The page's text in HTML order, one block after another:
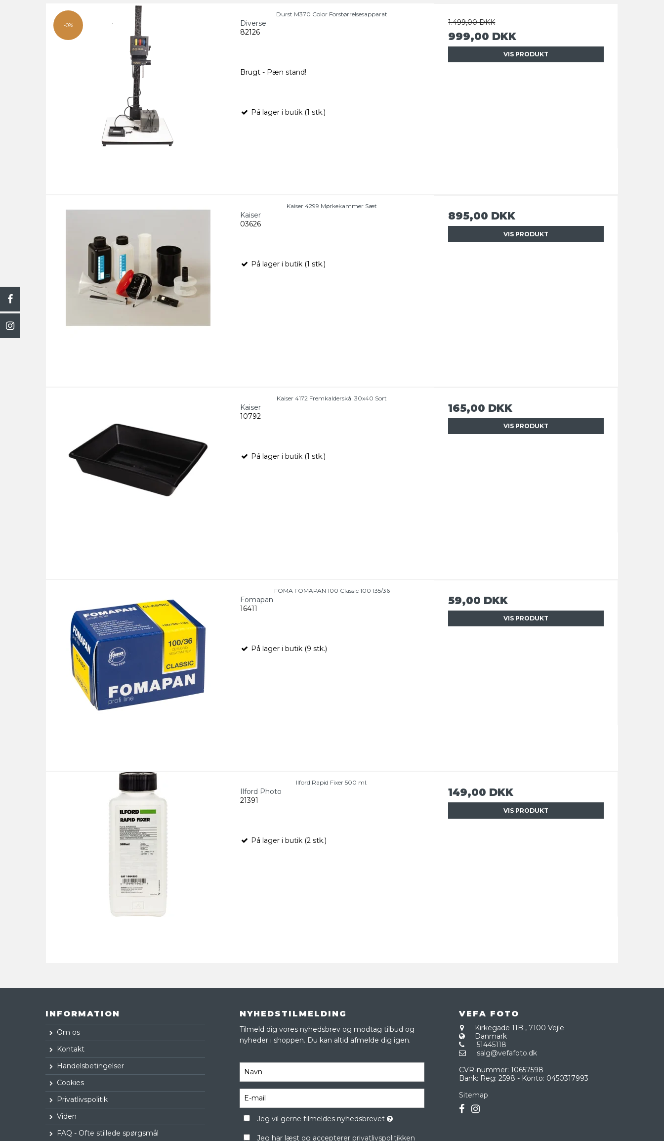
-0%
Durst M370 Color Forstørrelsesapparat
Diverse
82126
Brugt - Pæn stand!
På lager i butik (1 stk.)
1.499,00 DKK
999,00 DKK
VIS PRODUKT
Kaiser 4299 Mørkekammer Sæt
Kaiser
03626
På lager i butik (1 stk.)
895,00 DKK
VIS PRODUKT
Kaiser 4172 Fremkalderskål 30x40 Sort
Kaiser
10792
På lager i butik (1 stk.)
165,00 DKK
VIS PRODUKT
FOMA FOMAPAN 100 Classic 100 135/36
Fomapan
16411
På lager i butik (9 stk.)
59,00 DKK
VIS PRODUKT
Ilford Rapid Fixer 500 ml.
Ilford Photo
21391
På lager i butik (2 stk.)
149,00 DKK
VIS PRODUKT
INFORMATION
Om os
Kontakt
Handelsbetingelser
Cookies
Privatlivspolitik
Viden
FAQ - Ofte stillede spørgsmål
NYHEDSTILMELDING
Tilmeld dig vores nyhedsbrev og modtag tilbud og
nyheder i shoppen. Du kan altid afmelde dig igen.
Jeg vil gerne tilmeldes nyhedsbrevet
Jeg har læst og accepterer privatlivspolitikken
VEFA FOTO
Kirkegade 11B ,7100 Vejle
Danmark
51445118
salg@vefafoto.dk
CVR-nummer: 10657598
Bank: Reg: 2598 - Konto: 0450317993
Sitemap